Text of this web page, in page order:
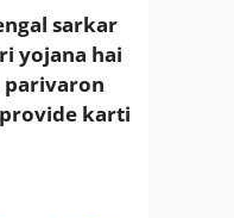
sarkar
yojana hai
parivaron
karti